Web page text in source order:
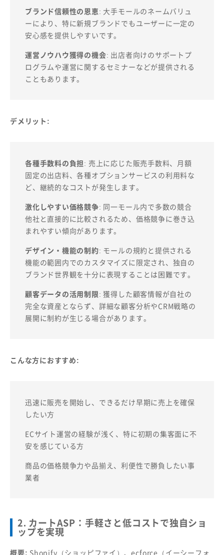
ブランド信頼性の恩恵: 大手モールのネームバリュ
ーにより、特に新規ブランドでもユーザーに一定の
安心感を提供しやすいです。
運営ノウハウ獲得の機会: 出店者向けのサポートプ
ログラムや運営に関するセミナーなどが提供される
こともあります。
デメリット:
各種手数料の負担: 売上に応じた販売手数料、月額
固定の出店料、各種オプションサービスの利用料な
ど、継続的なコストが発生します。
激化しやすい価格競争: 同一モール内で多数の競合
他社と直接的に比較されるため、価格競争に巻き込
まれやすい傾向があります。
デザイン・機能の制約: モールの規約と提供される
機能の範囲内でのカスタマイズに限定され、独自の
ブランド世界観を十分に表現することは困難です。
顧客データの活用制限: 獲得した顧客情報が自社の
完全な資産とならず、詳細な顧客分析やCRM戦略の
展開に制約が生じる場合があります。
こんな方におすすめ:
迅速に販売を開始し、できるだけ早期に売上を確保
したい方
ECサイト運営の経験が浅く、特に初期の集客面に不
安を感じている方
商品の価格競争力や品揃え、利便性で勝負したい事
業者
2. カートASP：手軽さと低コストで独自ショ
ップを実現
概要: Shopify（ショッピファイ）、ecforce（イーシーフォ